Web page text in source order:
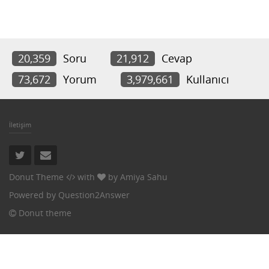
20,359 Soru 21,912
Cevap
73,672
Yorum 3,979,661 Kullanıcı
İletişim
Donut Theme with by Amiya Sahu
Powered by Question2Answer
Donut theme